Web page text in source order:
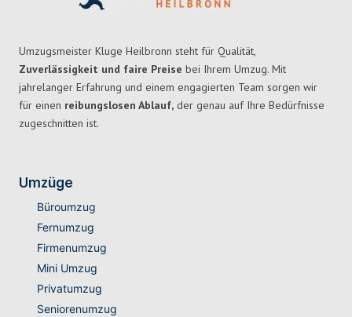
Umzugsmeister Kluge Heilbronn steht für Qualität,
Zuverlässigkeit und faire Preise bei Ihrem Umzug. Mit
jahrelanger Erfahrung und einem engagierten Team sorgen wir
für einen reibungslosen Ablauf, der genau auf Ihre Bedürfnisse
zugeschnitten ist.
Umzüge
Büroumzug
Fernumzug
Firmenumzug
Mini Umzug
Privatumzug
Seniorenumzug